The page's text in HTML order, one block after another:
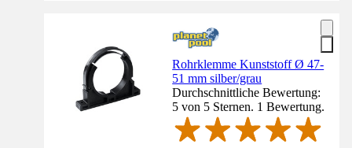
Rohrklemme Kunststoff Ø 47-
51 mm silber/grau
Durchschnittliche Bewertung:
5 von 5 Sternen. 1 Bewertung.